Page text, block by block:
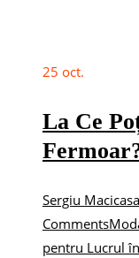
25 oct.
La Ce
Sergiu
Comments
pentru Lucrul